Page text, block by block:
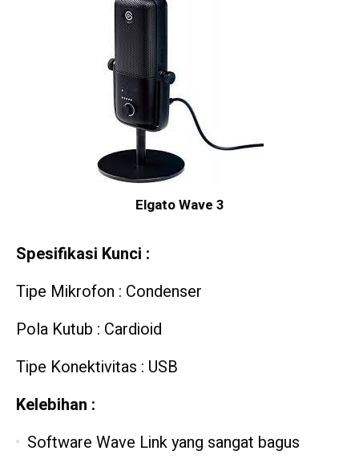
Elgato Wave 3
Spesifikasi Kunci :
Tipe Mikrofon : Condenser
Pola Kutub : Cardioid
Tipe Konektivitas : USB
Kelebihan :
Software Wave Link yang sangat bagus